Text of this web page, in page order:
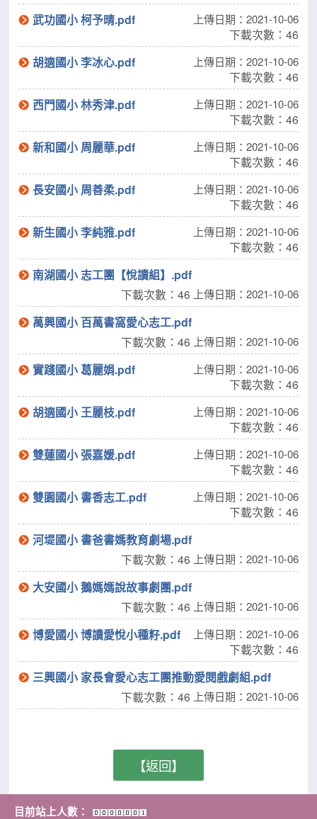
武功國小 柯予晴.pdf 上傳日期：2021-10-06
下載次數：46
胡適國小 李冰心.pdf 上傳日期：2021-10-06
下載次數：46
西門國小 林秀津.pdf 上傳日期：2021-10-06
下載次數：46
新和國小 周麗華.pdf 上傳日期：2021-10-06
下載次數：46
長安國小 周善柔.pdf 上傳日期：2021-10-06
下載次數：46
新生國小 李純雅.pdf 上傳日期：2021-10-06
下載次數：46
南湖國小 志工團【悅讀組】.pdf
上傳日期：2021-10-06
下載次數：46
萬興國小 百萬書窩愛心志工.pdf
上傳日期：2021-10-06
下載次數：46
實踐國小 葛麗娟.pdf 上傳日期：2021-10-06
下載次數：46
胡適國小 王麗枝.pdf 上傳日期：2021-10-06
下載次數：46
雙蓮國小 張嘉媛.pdf 上傳日期：2021-10-06
下載次數：46
雙園國小 書香志工.pdf 上傳日期：2021-10-06
下載次數：46
河堤國小 書爸書媽教育劇場.pdf
上傳日期：2021-10-06
下載次數：46
大安國小 鵝媽媽說故事劇團.pdf
上傳日期：2021-10-06
下載次數：46
博愛國小 博讀愛悅小種籽.pdf 上傳日期：2021-10-06
下載次數：46
三興國小 家長會愛心志工團推動愛閱戲劇組.pdf
上傳日期：2021-10-06
下載次數：46
【返回】
目前站上人數：